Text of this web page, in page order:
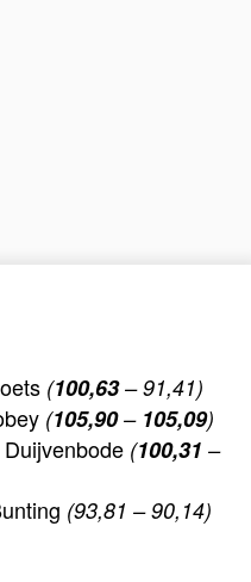
(100,63– 91,41)
(105,90– 105,09)
(100,31 –
(93,81 – 90,14)